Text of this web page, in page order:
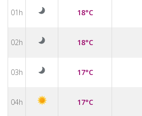
01h 18°C
02h 18°C
03h 17°C
04h 17°C